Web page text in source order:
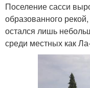
Поселение сасси
образованного
остался лишь
среди местных как